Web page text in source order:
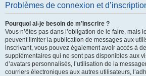
Problèmes de connexion et
Pourquoi ai-je besoin de m’inscrire ?
Vous n’êtes pas dans l’obligation de le faire, mais
peuvent limiter la publication de messages aux
inscrivant, vous pouvez également avoir accès à
supplémentaires qui ne sont pas disponibles aux
d’avatars personnalisés, l’utilisation de la
courriers électroniques aux autres utilisateurs,